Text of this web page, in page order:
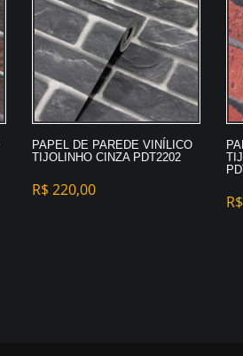
PAPEL DE PAREDE VINÍLICO
TIJOLINHO CINZA PDT2202
R$ 220,00
R$